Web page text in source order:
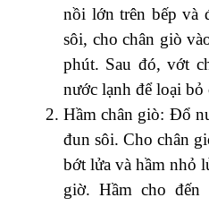
nồi lớn trên bếp và
sôi, cho chân giò
phút. Sau đó, vớt
nước lạnh để loại bỏ
Hầm chân giò: Đổ
đun sôi. Cho chân
bớt lửa và hầm nhỏ
giờ. Hầm cho